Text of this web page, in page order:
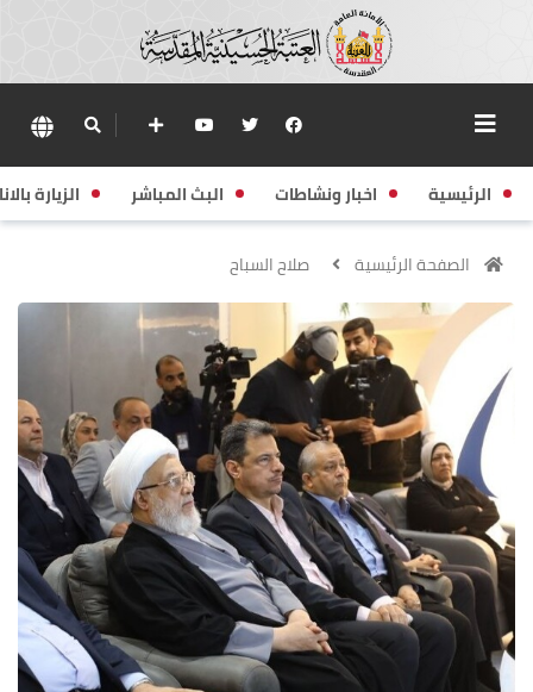
الرئيسية اخبار ونشاطات البث المباشر الزيارة
الصفحة الرئيسية صلاح السباح